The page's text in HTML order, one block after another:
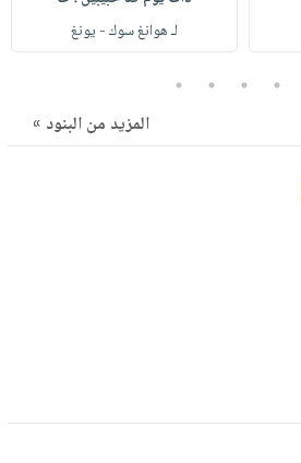
لـ هوانغ سوك - يونغ
2
3
4
5
المزيد من البنود »